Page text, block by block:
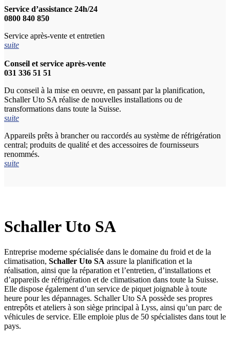
Service d’assistance 24h/24
0800 840 850
Service après-vente et entretien
suite
Conseil et service après-vente
031 336 51 51
Du conseil à la mise en oeuvre, en passant par la planification,
Schaller Uto SA réalise de nouvelles installations ou de
transformations dans toute la Suisse.
suite
Appareils prêts à brancher ou raccordés au système de réfrigération
central; produits de qualité et des accessoires de fournisseurs
renommés.
suite
Schaller Uto SA
Entreprise moderne spécialisée dans le domaine du froid et de la
climatisation, Schaller Uto SA assure la planification et la
réalisation, ainsi que la réparation et l’entretien, d’installations et
d’appareils de réfrigération et de climatisation dans toute la Suisse.
Elle dispose également d’un service de piquet joignable à toute
heure pour les dépannages. Schaller Uto SA possède ses propres
entrepôts et ateliers à son siège principal à Lyss, ainsi qu’un parc de
véhicules de service. Elle emploie plus de 50 spécialistes dans tout le
pays.